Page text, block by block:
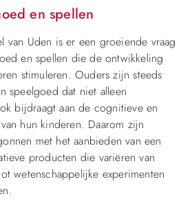
en spellen
van Uden is er een groeiende vraag
en spellen die de ontwikkeling
stimuleren. Ouders zijn steeds
speelgoed dat niet alleen
bijdraagt aan de cognitieve en
hun kinderen. Daarom zijn
met het aanbieden van een
producten die variëren van
wetenschappelijke experimenten